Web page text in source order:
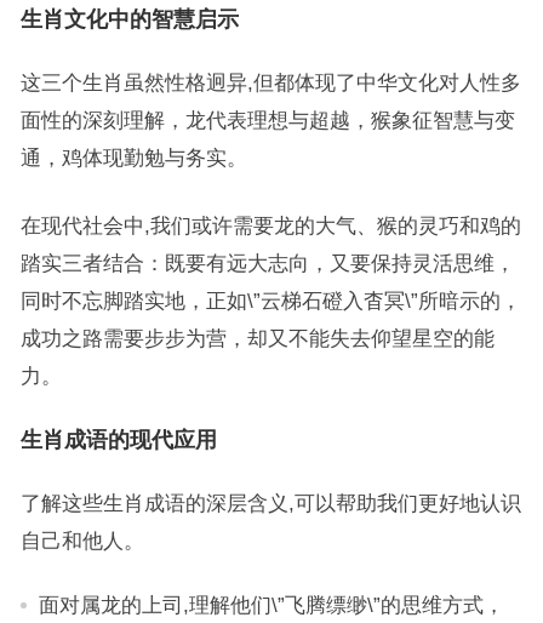
生肖文化中的智慧启示
这三个生肖虽然性格迥异,但都体现了中华文化对人性多
面性的深刻理解，龙代表理想与超越，猴象征智慧与变
通，鸡体现勤勉与务实。
在现代社会中,我们或许需要龙的大气、猴的灵巧和鸡的
踏实三者结合：既要有远大志向，又要保持灵活思维，
同时不忘脚踏实地，正如\”云梯石磴入杳冥\”所暗示的，
成功之路需要步步为营，却又不能失去仰望星空的能
力。
生肖成语的现代应用
了解这些生肖成语的深层含义,可以帮助我们更好地认识
自己和他人。
面对属龙的上司,理解他们\”飞腾缥缈\”的思维方式，